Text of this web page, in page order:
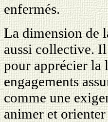
enfermés.
La dimension de
aussi collective.
pour apprécier la
engagements
comme une
animer et